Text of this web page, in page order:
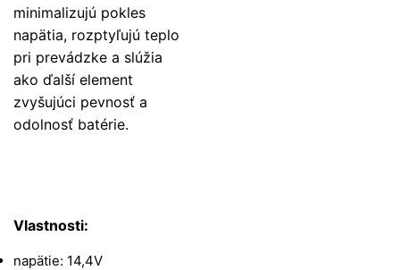
minimalizujú pokles
napätia, rozptyľujú teplo
pri prevádzke a slúžia
ako ďalší element
zvyšujúci pevnosť a
odolnosť batérie.
Vlastnosti:
napätie: 14,4V